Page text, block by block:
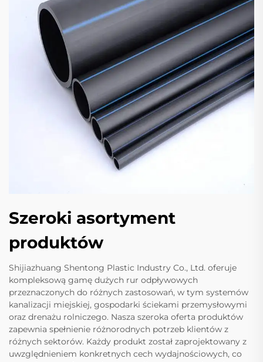
Szeroki asortyment
produktów
Shijiazhuang Shentong Plastic Industry Co., Ltd. oferuje
kompleksową gamę dużych rur odpływowych
przeznaczonych do różnych zastosowań, w tym systemów
kanalizacji miejskiej, gospodarki ściekami przemysłowymi
oraz drenażu rolniczego. Nasza szeroka oferta produktów
zapewnia spełnienie różnorodnych potrzeb klientów z
różnych sektorów. Każdy produkt został zaprojektowany z
uwzględnieniem konkretnych cech wydajnościowych, co